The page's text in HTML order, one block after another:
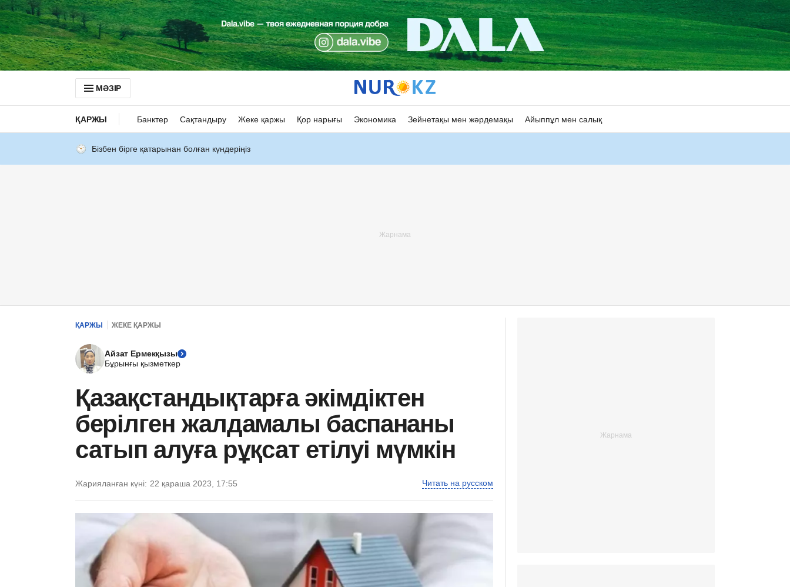
МӘЗІР
ҚАРЖЫ Банктер Сақтандыру Жеке қаржы Қор нарығы Экономика Зейнетақы мен жәрдемақы Айыппұл мен салық
Бізбен бірге қатарынан болған күндеріңіз
ҚАРЖЫ ЖЕКЕ ҚАРЖЫ
Айзат Ермекқызы
Бұрынғы қызметкер
Қазақстандықтарға әкімдіктен
берілген жалдамалы баспананы
сатып алуға рұқсат етілуі мүмкін
Жарияланған күні: 22 қараша 2023, 17:55 Читать на русском